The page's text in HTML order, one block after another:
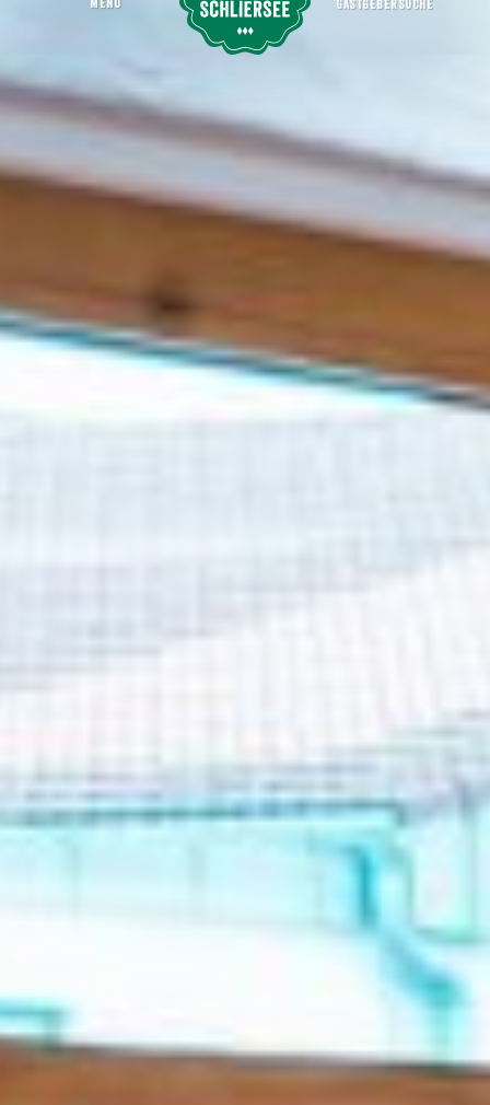
Mary's Esszimmer
MENU GASTGEBERSUCHE